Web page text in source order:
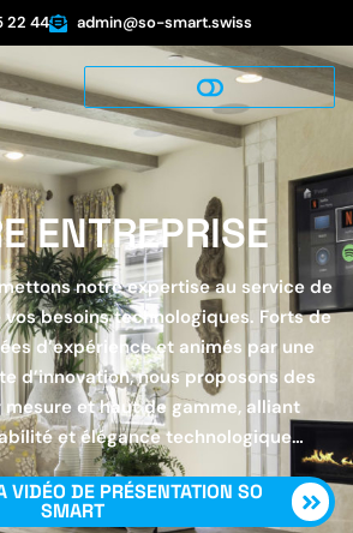
22 44 admin@so-smart.swiss
ENTREPRISE
notre expertise au service de
besoins technologiques. Forts de
d’expérience et animés par une
d’innovation, nous proposons des
et haut de gamme, alliant
et élégance technologique…
VIDÉO DE PRÉSENTATION SO
SMART